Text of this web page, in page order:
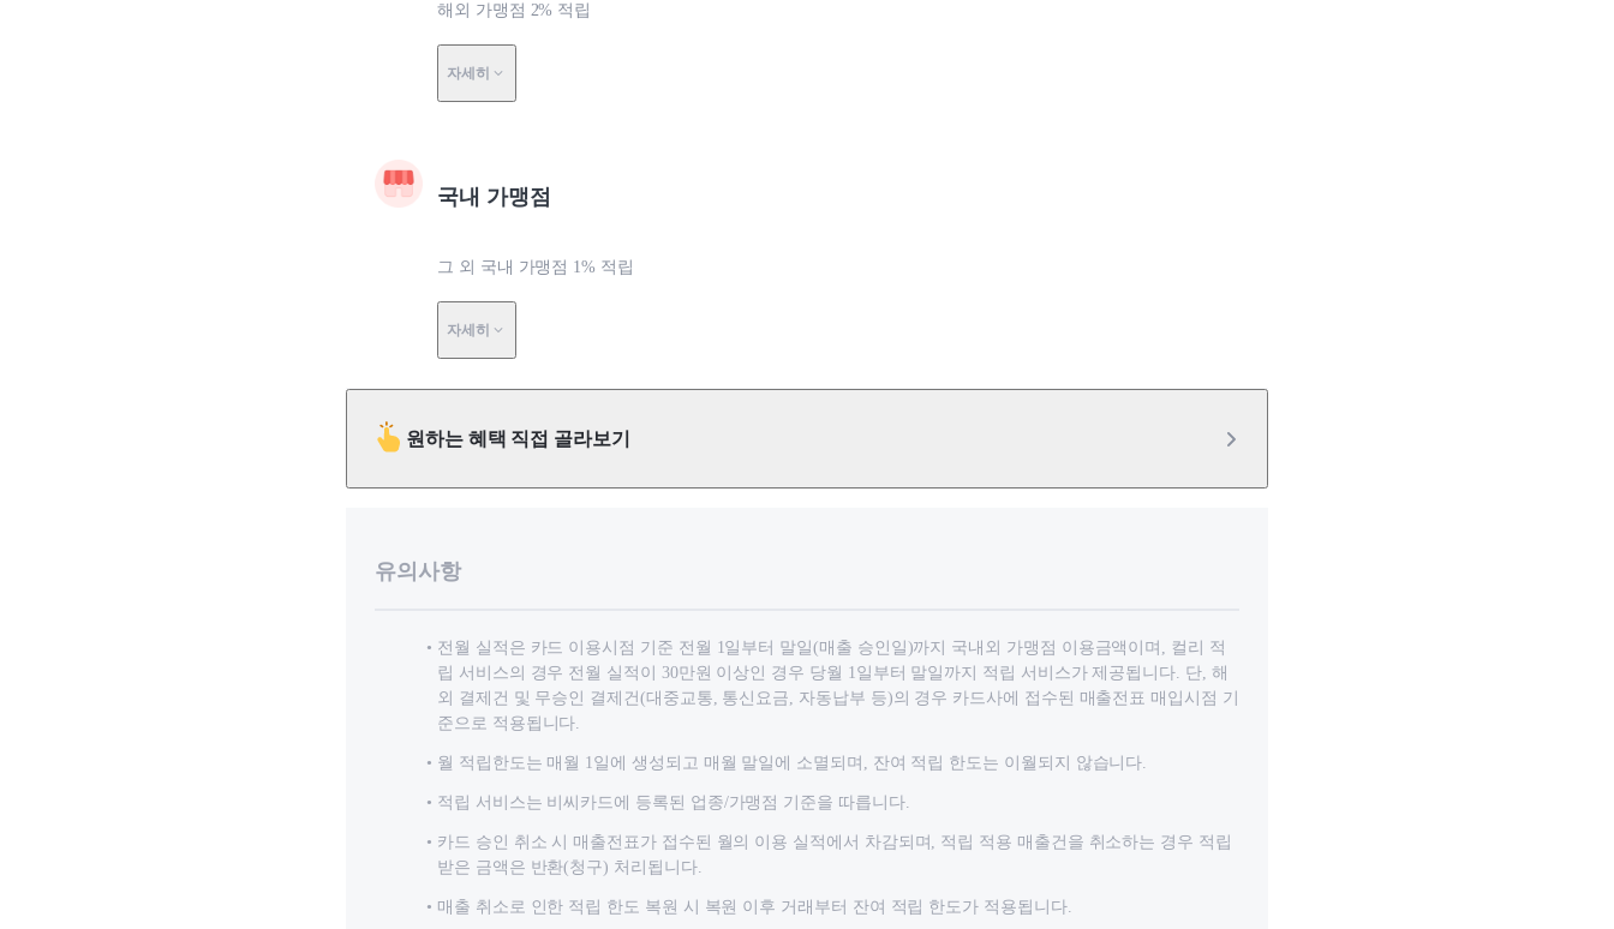
해외 가맹점 2% 적립
자세히
국내 가맹점
그 외 국내 가맹점 1% 적립
자세히
원하는 혜택 직접 골라보기
유의사항
전월 실적은 카드 이용시점 기준 전월 1일부터 말일(매출 승인일)까지 국내외 가맹점 이용금액이며, 컬리 적
립 서비스의 경우 전월 실적이 30만원 이상인 경우 당월 1일부터 말일까지 적립 서비스가 제공됩니다. 단, 해
외 결제건 및 무승인 결제건(대중교통, 통신요금, 자동납부 등)의 경우 카드사에 접수된 매출전표 매입시점 기
준으로 적용됩니다.
월 적립한도는 매월 1일에 생성되고 매월 말일에 소멸되며, 잔여 적립 한도는 이월되지 않습니다.
적립 서비스는 비씨카드에 등록된 업종/가맹점 기준을 따릅니다.
카드 승인 취소 시 매출전표가 접수된 월의 이용 실적에서 차감되며, 적립 적용 매출건을 취소하는 경우 적립
받은 금액은 반환(청구) 처리됩니다.
매출 취소로 인한 적립 한도 복원 시 복원 이후 거래부터 잔여 적립 한도가 적용됩니다.